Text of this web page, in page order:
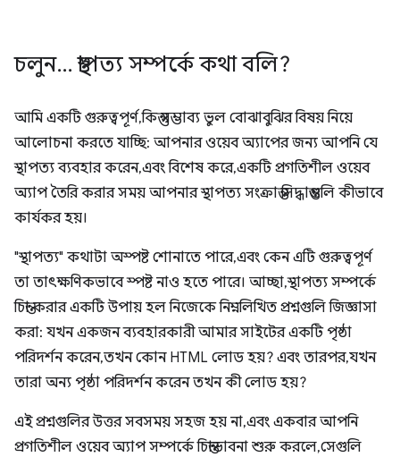
চলুন... স্থাপত্য সম্পর্কে কথা বলি?
আমি একটি গুরুত্বপূর্ণ, কিন্তু সম্ভাব্য ভুল বোঝাবুঝির বিষয় নিয়ে
আলোচনা করতে যাচ্ছি: আপনার ওয়েব অ্যাপের জন্য আপনি যে
স্থাপত্য ব্যবহার করেন, এবং বিশেষ করে, একটি প্রগতিশীল ওয়েব
অ্যাপ তৈরি করার সময় আপনার স্থাপত্য সংক্রান্ত সিদ্ধান্তগুলি কীভাবে
কার্যকর হয়।
"স্থাপত্য" কথাটা অস্পষ্ট শোনাতে পারে, এবং কেন এটি গুরুত্বপূর্ণ
তা তাৎক্ষণিকভাবে স্পষ্ট নাও হতে পারে। আচ্ছা, স্থাপত্য সম্পর্কে
চিন্তা করার একটি উপায় হল নিজেকে নিম্নলিখিত প্রশ্নগুলি জিজ্ঞাসা
করা: যখন একজন ব্যবহারকারী আমার সাইটের একটি পৃষ্ঠা
পরিদর্শন করেন, তখন কোন HTML লোড হয়? এবং তারপর, যখন
তারা অন্য পৃষ্ঠা পরিদর্শন করেন তখন কী লোড হয়?
এই প্রশ্নগুলির উত্তর সবসময় সহজ হয় না, এবং একবার আপনি
প্রগতিশীল ওয়েব অ্যাপ সম্পর্কে চিন্তাভাবনা শুরু করলে, সেগুলি